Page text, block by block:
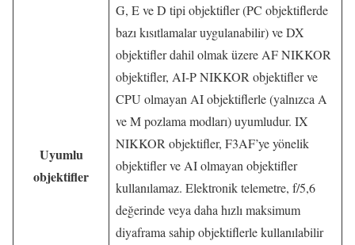
Uyumlu
objektifler
G, E ve D tipi objektifler (PC objektiflerde
bazı kısıtlamalar uygulanabilir) ve DX
objektifler dahil olmak üzere AF NIKKOR
objektifler, AI-P NIKKOR objektifler ve
CPU olmayan AI objektiflerle (yalnızca A
ve M pozlama modları) uyumludur. IX
NIKKOR objektifler, F3AF’ye yönelik
objektifler ve AI olmayan objektifler
kullanılamaz. Elektronik telemetre, f/5,6
değerinde veya daha hızlı maksimum
diyaframa sahip objektiflerle kullanılabilir